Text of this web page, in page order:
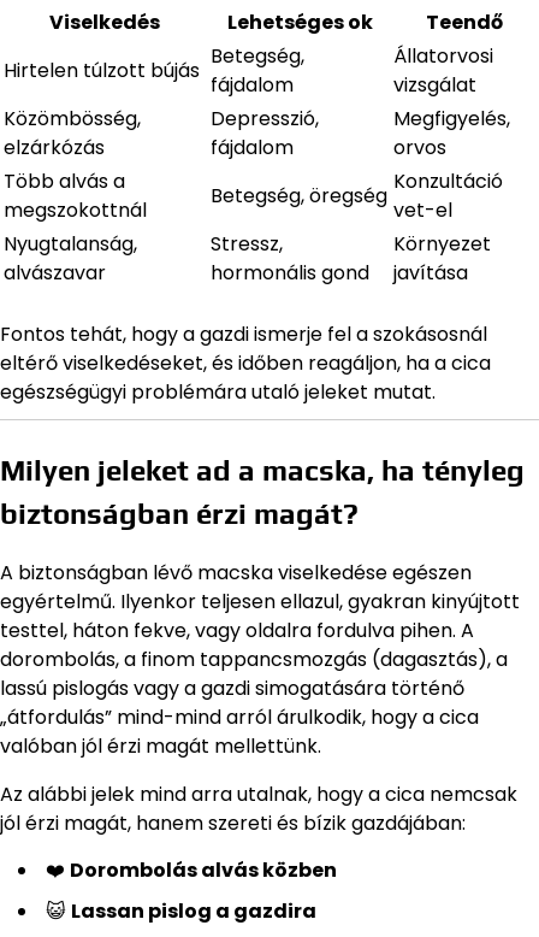
Viselkedés Lehetséges ok
Teendő
Hirtelen túlzott bújás
Betegség,
fájdalom
Állatorvosi
vizsgálat
Közömbösség,
elzárkózás
Depresszió,
fájdalom
Megfigyelés,
orvos
Több alvás a
megszokottnál
Betegség, öregség
Konzultáció
vet-el
Nyugtalanság,
alvászavar
Stressz,
hormonális gond
Környezet
javítása
Fontos tehát, hogy a gazdi ismerje fel a szokásosnál
eltérő viselkedéseket, és időben reagáljon, ha a cica
egészségügyi problémára utaló jeleket mutat.
Milyen jeleket ad a macska, ha tényleg
biztonságban érzi magát?
A biztonságban lévő macska viselkedése egészen
egyértelmű. Ilyenkor teljesen ellazul, gyakran kinyújtott
testtel, háton fekve, vagy oldalra fordulva pihen. A
dorombolás, a finom tappancsmozgás (dagasztás), a
lassú pislogás vagy a gazdi simogatására történő
„átfordulás” mind-mind arról árulkodik, hogy a cica
valóban jól érzi magát mellettünk.
Az alábbi jelek mind arra utalnak, hogy a cica nemcsak
jól érzi magát, hanem szereti és bízik gazdájában:
❤️ Dorombolás alvás közben
😺 Lassan pislog a gazdira